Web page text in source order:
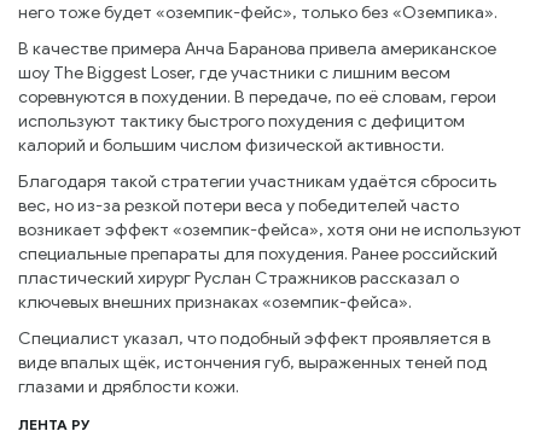
него тоже будет «оземпик-фейс», только без «Оземпика».
В качестве примера Анча Баранова привела американское
шоу The Biggest Loser, где участники с лишним весом
соревнуются в похудении. В передаче, по её словам, герои
используют тактику быстрого похудения с дефицитом
калорий и большим числом физической активности.
Благодаря такой стратегии участникам удаётся сбросить
вес, но из-за резкой потери веса у победителей часто
возникает эффект «оземпик-фейса», хотя они не используют
специальные препараты для похудения. Ранее российский
пластический хирург Руслан Стражников рассказал о
ключевых внешних признаках «оземпик-фейса».
Специалист указал, что подобный эффект проявляется в
виде впалых щёк, истончения губ, выраженных теней под
глазами и дряблости кожи.
ЛЕНТА РУ